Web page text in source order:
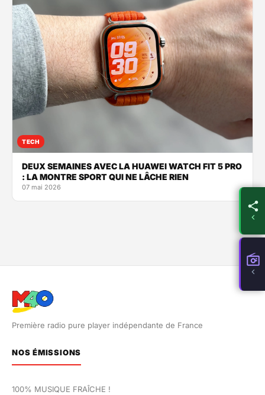
TECH
DEUX SEMAINES AVEC LA HUAWEI WATCH FIT 5 PRO
: LA MONTRE SPORT QUI NE LÂCHE RIEN
07 mai 2026
Première radio pure player indépendante de France
NOS ÉMISSIONS
100% MUSIQUE FRAÎCHE !